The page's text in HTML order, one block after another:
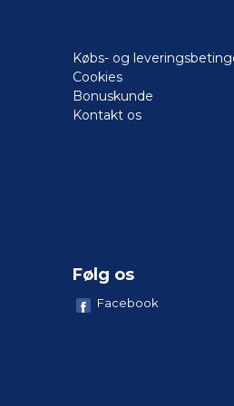
Købs- og
Cookies
Bonuskunde
Kontakt os
Følg os
Facebook